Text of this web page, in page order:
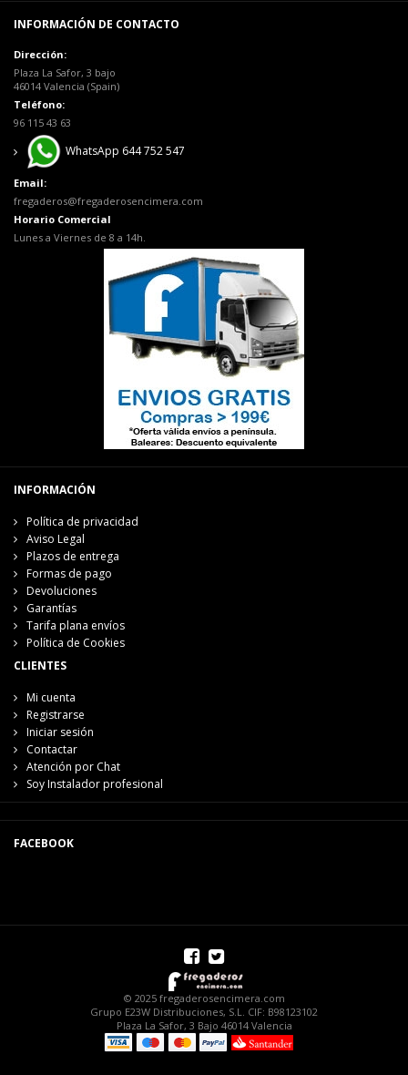
INFORMACIÓN DE CONTACTO
Dirección:
Plaza La Safor, 3 bajo
46014 Valencia (Spain)
Teléfono:
96 115 43 63
WhatsApp 644 752 547
Email:
fregaderos@fregaderosencimera.com
Horario Comercial
Lunes a Viernes de 8 a 14h.
INFORMACIÓN
Política de privacidad
Aviso Legal
Plazos de entrega
Formas de pago
Devoluciones
Garantías
Tarifa plana envíos
Política de Cookies
CLIENTES
Mi cuenta
Registrarse
Iniciar sesión
Contactar
Atención por Chat
Soy Instalador profesional
FACEBOOK
© 2025 fregaderosencimera.com
Grupo E23W Distribuciones, S.L. CIF: B98123102
Plaza La Safor, 3 Bajo 46014 Valencia